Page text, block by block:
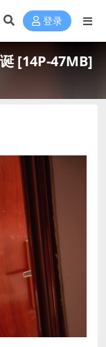
登录
[14P-47MB]